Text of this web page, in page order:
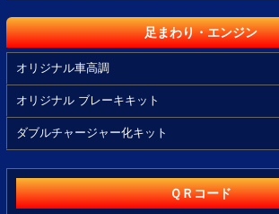
足まわり・エンジン
オリジナル車高調
オリジナル ブレーキキット
ダブルチャージャー化キット
ＱＲコード